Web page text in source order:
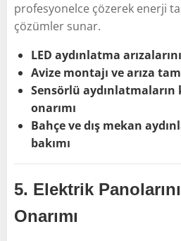
profesyonelce çözerek enerji
çözümler sunar.
LED aydınlatma
Avize montajı ve arıza
Sensörlü
onarımı
Bahçe ve dış mekan
bakımı
5. Elektrik
Onarımı